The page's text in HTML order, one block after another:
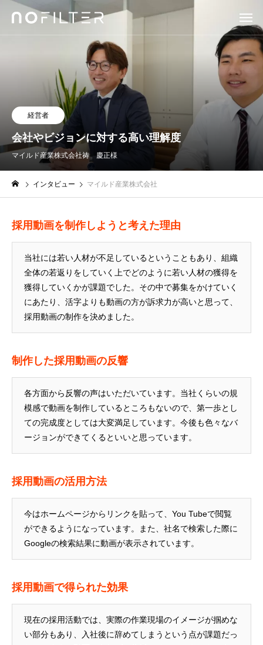
経営者
会社やビジョンに対する高い理解度
マイルド産業株式会社祷 慶正様
インタビュー マイルド産業株式会社
採用動画を制作しようと考えた理由
当社には若い人材が不足しているということもあり、組織
全体の若返りをしていく上でどのように若い人材の獲得を
獲得していくかが課題でした。その中で募集をかけていく
にあたり、活字よりも動画の方が訴求力が高いと思って、
採用動画の制作を決めました。
制作した採用動画の反響
各方面から反響の声はいただいています。当社くらいの規
模感で動画を制作しているところもないので、第一歩とし
ての完成度としては大変満足しています。今後も色々なバ
ージョンができてくるといいと思っています。
採用動画の活用方法
今はホームページからリンクを貼って、You Tubeで閲覧
ができるようになっています。また、社名で検索した際に
Googleの検索結果に動画が表示されています。
採用動画で得られた効果
現在の採用活動では、実際の作業現場のイメージが掴めな
い部分もあり、入社後に辞めてしまうという点が課題だっ